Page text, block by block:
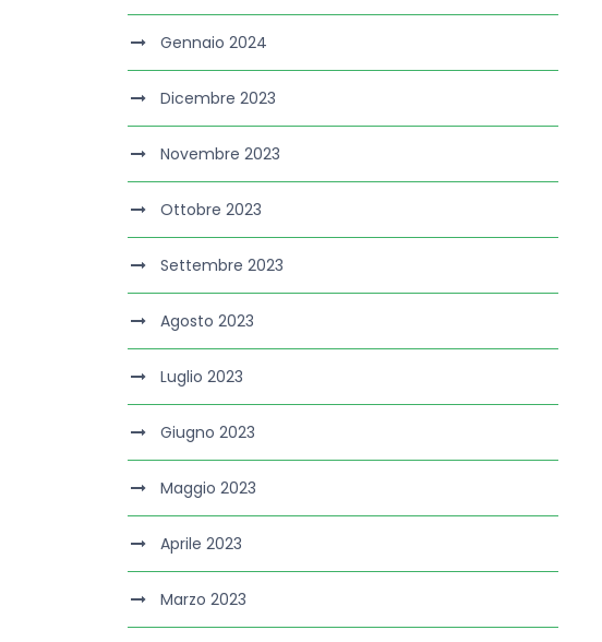
Gennaio 2024
Dicembre 2023
Novembre 2023
Ottobre 2023
Settembre 2023
Agosto 2023
Luglio 2023
Giugno 2023
Maggio 2023
Aprile 2023
Marzo 2023